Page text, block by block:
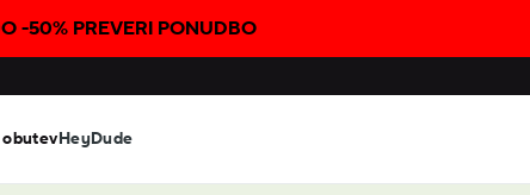
-50% PREVERI PONUDBO
HeyDude